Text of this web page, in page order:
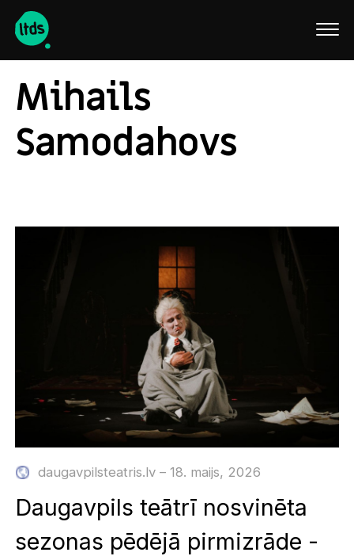
Mihails
Samodahovs
daugavpilsteatris.lv – 18. maijs, 2026
Daugavpils teātrī nosvinēta
sezonas pēdējā pirmizrāde -